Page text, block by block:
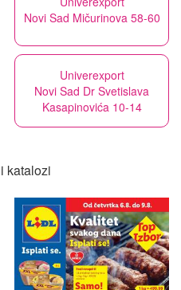
Novi Sad Mičurinova 58-60
Univerexport
Novi Sad Dr Svetislava
Kasapinovića 10-14
katalozi